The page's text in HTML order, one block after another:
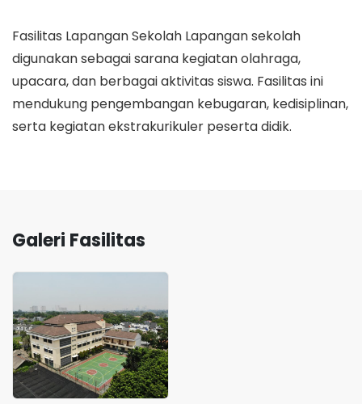
Fasilitas Lapangan Sekolah Lapangan sekolah
digunakan sebagai sarana kegiatan olahraga,
upacara, dan berbagai aktivitas siswa. Fasilitas ini
mendukung pengembangan kebugaran, kedisiplinan,
serta kegiatan ekstrakurikuler peserta didik.
Galeri Fasilitas